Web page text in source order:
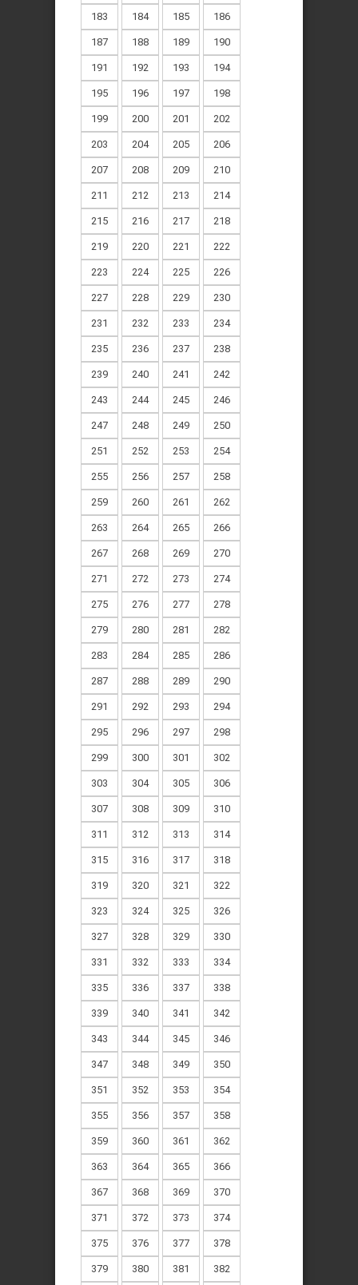
183 184 185 186
187 188 189 190
191 192 193 194
195 196 197 198
199 200 201 202
203 204 205 206
207 208 209 210
211 212 213 214
215 216 217 218
219 220 221 222
223 224 225 226
227 228 229 230
231 232 233 234
235 236 237 238
239 240 241 242
243 244 245 246
247 248 249 250
251 252 253 254
255 256 257 258
259 260 261 262
263 264 265 266
267 268 269 270
271 272 273 274
275 276 277 278
279 280 281 282
283 284 285 286
287 288 289 290
291 292 293 294
295 296 297 298
299 300 301 302
303 304 305 306
307 308 309 310
311 312 313 314
315 316 317 318
319 320 321 322
323 324 325 326
327 328 329 330
331 332 333 334
335 336 337 338
339 340 341 342
343 344 345 346
347 348 349 350
351 352 353 354
355 356 357 358
359 360 361 362
363 364 365 366
367 368 369 370
371 372 373 374
375 376 377 378
379 380 381 382